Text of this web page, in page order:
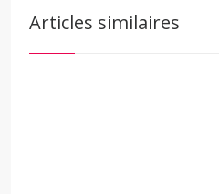
Articles similaires